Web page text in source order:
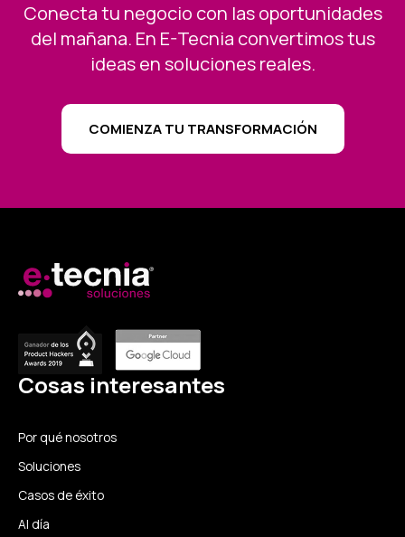
Conecta tu negocio con las oportunidades
del mañana. En E-Tecnia convertimos tus
ideas en soluciones reales.
COMIENZA TU TRANSFORMACIÓN
Cosas interesantes
Por qué nosotros
Soluciones
Casos de éxito
Al día